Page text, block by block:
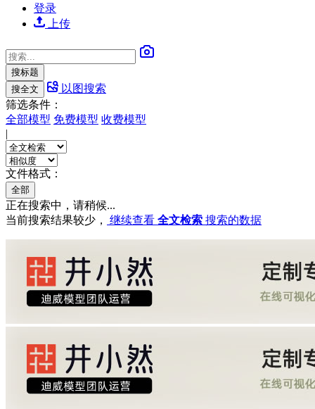
登录
上传
搜标题
搜全文
以图搜索
筛选条件：
全部模型 免费模型 收费模型
|
文件格式：
全部
正在搜索中，请稍候...
当前搜索结果较少，
继续查看 全文检索 搜索的数据